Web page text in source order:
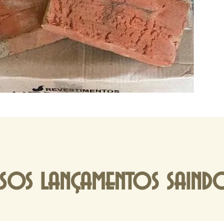
lançamentos